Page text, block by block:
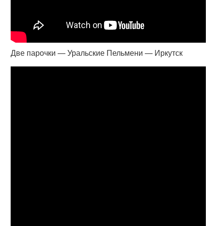
Две парочки — Уральские Пельмени — Иркутск